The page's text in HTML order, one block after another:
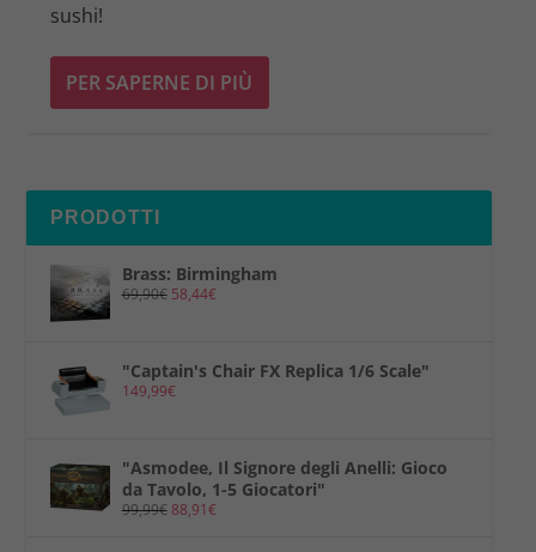
sushi!
PER SAPERNE DI PIÙ
PRODOTTI
Brass: Birmingham
69,90€ 58,44€
"Captain's Chair FX Replica 1/6 Scale"
149,99€
"Asmodee, Il Signore degli Anelli: Gioco
da Tavolo, 1-5 Giocatori"
99,99€88,91€